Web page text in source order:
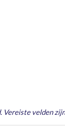
Vereiste velden